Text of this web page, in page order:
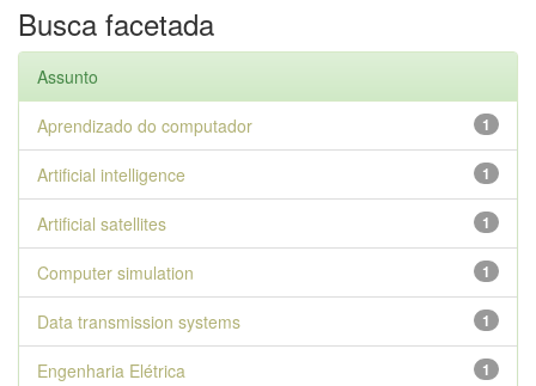
Busca facetada
Assunto
1
Aprendizado do computador
1
Artificial intelligence
1
Artificial satellites
1
Computer simulation
1
Data transmission systems
1
Engenharia Elétrica